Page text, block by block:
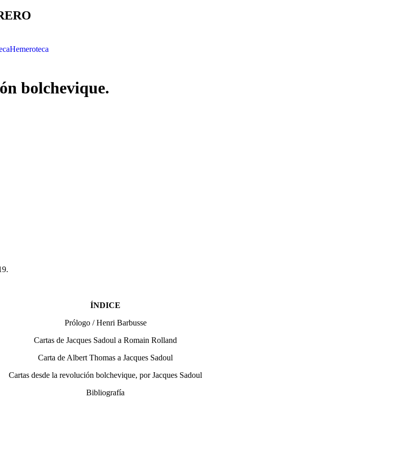
Hemeroteca
bolchevique.
ÍNDICE
Prólogo / Henri Barbusse
Cartas de Jacques Sadoul a Romain Rolland
Carta de Albert Thomas a Jacques Sadoul
Cartas desde la revolución bolchevique, por Jacques Sadoul
Bibliografía